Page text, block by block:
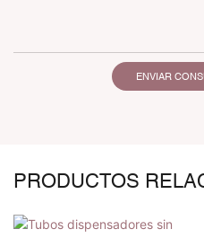
ENVIAR
PRODUCTOS